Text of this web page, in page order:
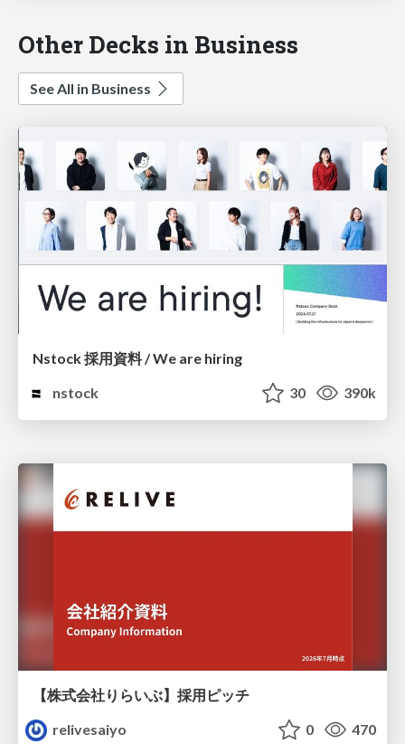
Other Decks in Business
See All in Business
Nstock 採用資料 / We are hiring
nstock
30 390k
【株式会社りらいぶ】採用ピッチ
relivesaiyo
0 470